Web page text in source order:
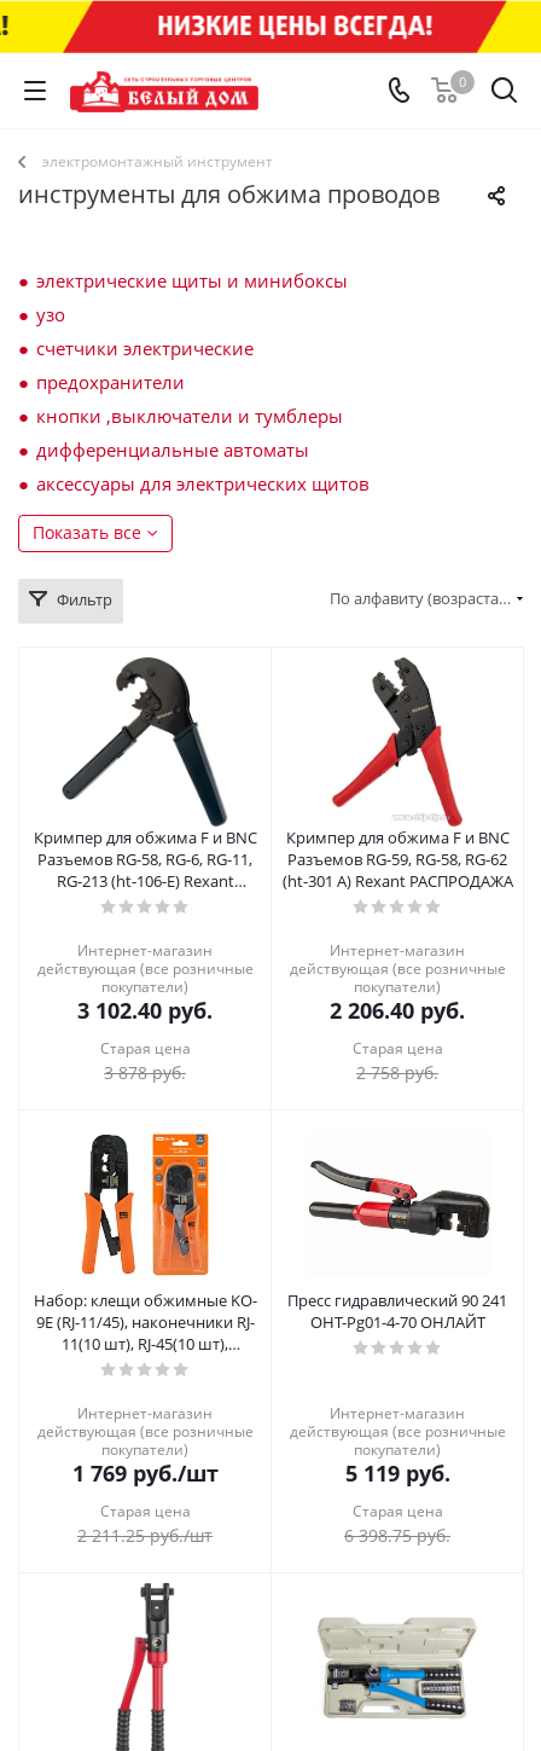
0
электромонтажный инструмент
инструменты для обжима проводов
электрические щиты и минибоксы
узо
счетчики электрические
предохранители
кнопки ,выключатели и тумблеры
дифференциальные автоматы
аксессуары для электрических щитов
Показать все
Фильтр По алфавиту (возрастание)
Кримпер для обжима F и BNC
Разъемов RG-58, RG-6, RG-11,
RG-213 (ht-106-E) Rexant
РАСПРОДАЖА
Интернет-магазин
действующая (все розничные
покупатели)
3 102.40 руб.
Старая цена
3 878руб.
Кримпер для обжима F и BNC
Разъемов RG-59, RG-58, RG-62
(ht-301 A) Rexant РАСПРОДАЖА
Интернет-магазин
действующая (все розничные
покупатели)
2 206.40 руб.
Старая цена
2 758руб.
Набор: клещи обжимные KO-
9E (RJ-11/45), наконечники RJ-
11(10 шт), RJ-45(10 шт),
«МастерЭлектрик» TDM
Интернет-магазин
действующая (все розничные
покупатели)
1 769руб./шт
Старая цена
2 211.25руб./шт
Пресс гидравлический 90 241
OHT-Pg01-4-70 ОНЛАЙТ
Интернет-магазин
действующая (все розничные
покупатели)
5 119руб.
Старая цена
6 398.75руб.